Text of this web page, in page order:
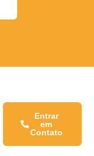
Entrar
em
Contato